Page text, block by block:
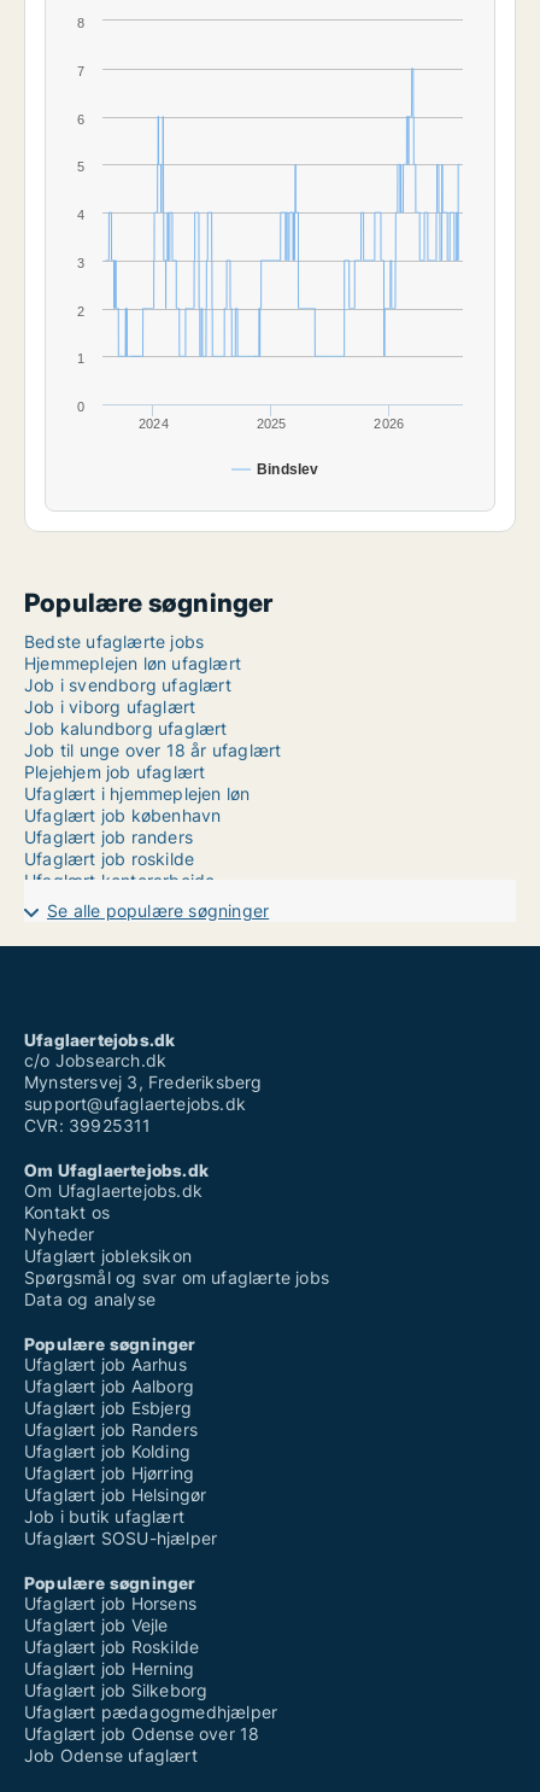
Bindslev
2024 2025 2026
0
1
2
3
4
5
6
7
8
Populære søgninger
Bedste ufaglærte jobs
Hjemmeplejen løn ufaglært
Job i svendborg ufaglært
Job i viborg ufaglært
Job kalundborg ufaglært
Job til unge over 18 år ufaglært
Plejehjem job ufaglært
Ufaglært i hjemmeplejen løn
Ufaglært job københavn
Ufaglært job randers
Ufaglært job roskilde
Ufaglært kontorarbejde
Ufaglært montør job
Ufaglært pædagog
Ufaglært pædagogmedhjælper løn
Ufaglærte
Ufaglærte jobs odense
Se alle populære søgninger
Ufaglaertejobs.dk
c/o Jobsearch.dk
Mynstersvej 3, Frederiksberg
support@ufaglaertejobs.dk
CVR: 39925311
Om Ufaglaertejobs.dk
Om Ufaglaertejobs.dk
Kontakt os
Nyheder
Ufaglært jobleksikon
Spørgsmål og svar om ufaglærte jobs
Data og analyse
Populære søgninger
Ufaglært job Aarhus
Ufaglært job Aalborg
Ufaglært job Esbjerg
Ufaglært job Randers
Ufaglært job Kolding
Ufaglært job Hjørring
Ufaglært job Helsingør
Job i butik ufaglært
Ufaglært SOSU-hjælper
Populære søgninger
Ufaglært job Horsens
Ufaglært job Vejle
Ufaglært job Roskilde
Ufaglært job Herning
Ufaglært job Silkeborg
Ufaglært pædagogmedhjælper
Ufaglært job Odense over 18
Job Odense ufaglært